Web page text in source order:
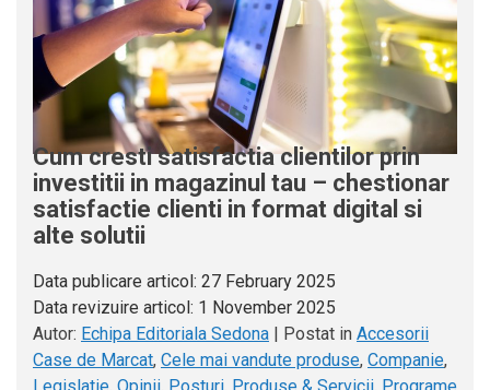
Cum cresti satisfactia clientilor prin
investitii in magazinul tau – chestionar
satisfactie clienti in format digital si
alte solutii
Data publicare articol: 27 February 2025
Data revizuire articol: 1 November 2025
Autor: Echipa Editoriala Sedona | Postat in Accesorii
Case de Marcat, Cele mai vandute produse, Companie,